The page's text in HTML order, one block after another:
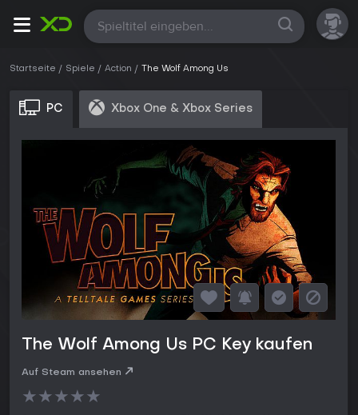
Alle
Startseite Spiele Action The Wolf Among Us
PC Xbox One & Xbox Series
The Wolf Among Us PC Key kaufen
Auf Steam ansehen
★★★★★